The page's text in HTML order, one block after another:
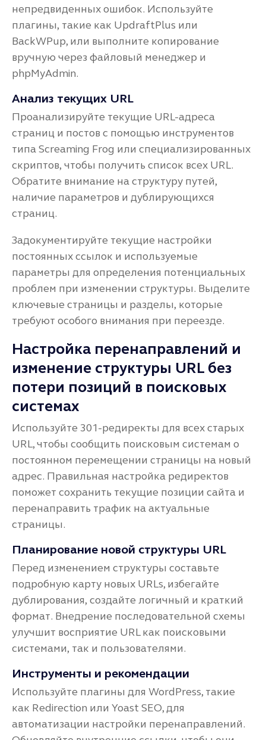
непредвиденных ошибок. Используйте
плагины, такие как UpdraftPlus или
BackWPup, или выполните копирование
вручную через файловый менеджер и
phpMyAdmin.
Анализ текущих URL
Проанализируйте текущие URL-адреса
страниц и постов с помощью инструментов
типа Screaming Frog или специализированных
скриптов, чтобы получить список всех URL.
Обратите внимание на структуру путей,
наличие параметров и дублирующихся
страниц.
Задокументируйте текущие настройки
постоянных ссылок и используемые
параметры для определения потенциальных
проблем при изменении структуры. Выделите
ключевые страницы и разделы, которые
требуют особого внимания при переезде.
Настройка перенаправлений и
изменение структуры URL без
потери позиций в поисковых
системах
Используйте 301-редиректы для всех старых
URL, чтобы сообщить поисковым системам о
постоянном перемещении страницы на новый
адрес. Правильная настройка редиректов
поможет сохранить текущие позиции сайта и
перенаправить трафик на актуальные
страницы.
Планирование новой структуры URL
Перед изменением структуры составьте
подробную карту новых URLs, избегайте
дублирования, создайте логичный и краткий
формат. Внедрение последовательной схемы
улучшит восприятие URL как поисковыми
системами, так и пользователями.
Инструменты и рекомендации
Используйте плагины для WordPress, такие
как Redirection или Yoast SEO, для
автоматизации настройки перенаправлений.